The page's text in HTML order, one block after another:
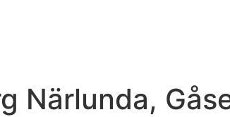
Närlunda,